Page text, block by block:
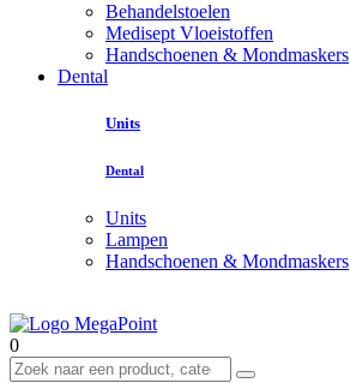
Behandelstoelen
Medisept Vloeistoffen
Handschoenen & Mondmaskers
Dental
Units
Dental
Units
Lampen
Handschoenen & Mondmaskers
0